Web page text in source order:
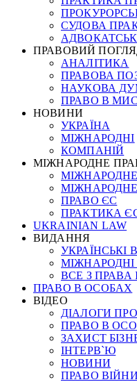
СУДОВА
ПРАВОВИЙ
АНАЛІТИКА
ПРАВОВА
НАУКОВА
ПРАВО В
НОВИНИ
УКРАЇНА
МІЖНАРОДНІ
КОМПАНІЙ
МІЖНАРОДНЕ
ПРАВО ЄС
ПРАКТИКА
UKRAINIAN LAW
ВИДАННЯ
УКРАЇНСЬКІ
ВСЕ З ПРАВА
ПРАВО В ОСОБАХ
ВІДЕО
ДІАЛОГИ
ПРАВО В
ЗАХИСТ
ІНТЕРВ`Ю
НОВИНИ
ПРАВО ВІЙНИ